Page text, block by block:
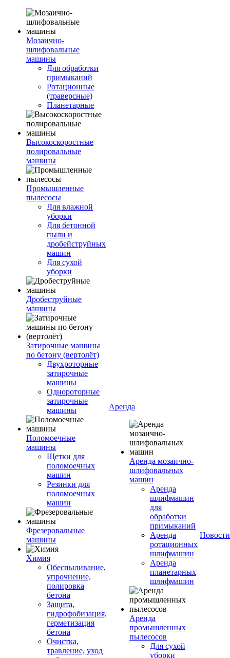
Мозаично-
шлифовальные
машины
Для обработки
примыканий
Ротационные
(траверсные)
Планетарные
Высокоскоростные
полировальные
машины
Промышленные
пылесосы
Для влажной
уборки
Для бетонной
пыли и
дробейструйных
машин
Для сухой
уборки
Дробеструйные
машины
Затирочные машины
по бетону (вертолёт)
Двухроторные
затирочные
машины
Однороторные
затирочные
машины
Поломоечные
машины
Щетки для
поломоечных
машин
Резинки для
поломоечных
машин
Фрезеровальные
машины
Химия
Обеспыливание,
упрочнение,
полировка
бетона
Защита,
гидрофобизация,
герметизация
бетона
Очистка,
травление, уход
Аренда
Аренда мозаично-
шлифовальных
машин
Аренда
шлифмашин
для
обработки
примыканий
Аренда
ротационных
шлифмашин
Аренда
планетарных
шлифмашин
Аренда
промышленных
пылесосов
Для сухой
уборки
Новости